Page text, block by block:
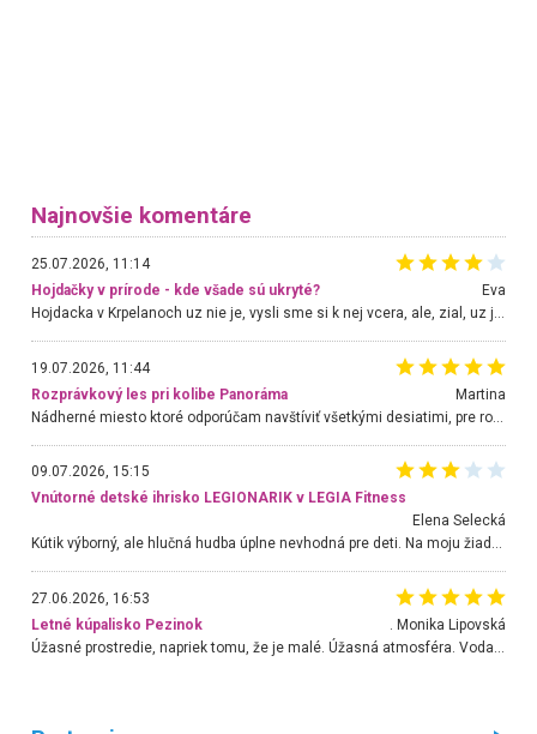
Najnovšie komentáre
25.07.2026, 11:14
Hojdačky v prírode - kde všade sú ukryté?
Eva
Hojdacka v Krpelanoch uz nie je, vysli sme si k nej vcera, ale, zial, uz je znicena. Ak sem planujete cestu len kvoli hojdacke, mozete si ju usetrit. Krasny vyhlad je tu vsak aj bez hojdacky :-)
19.07.2026, 11:44
Rozprávkový les pri kolibe Panoráma
Martina
Nádherné miesto ktoré odporúčam navštíviť všetkými desiatimi, pre rodiny s deťmi, dôchodcom... Proste a jednoducho ozaj rozprávkový les.. určite ešte prídeme. Odniesli sme si na pamiatku krásne tričká,
09.07.2026, 15:15
Vnútorné detské ihrisko LEGIONARIK v LEGIA Fitness
Elena Selecká
Kútik výborný, ale hlučná hudba úplne nevhodná pre deti. Na moju žiadosť o aspoň sušenie nereagovali.
27.06.2026, 16:53
Letné kúpalisko Pezinok
. Monika Lipovská
Úžasné prostredie, napriek tomu, že je malé. Úžasná atmosféra. Voda fantastická a nádherná. Ľudí je pomerne veľa, ale su mili a ohľaduplní. Je veľmi zaujímavé sledovať, ako dokážu spolu športovať cudzí ľudia a bez ohľadu na vek. Vládne tu pohoda. Vnuka neviem dostať z vody. Ďakujem za krásny deň . Urcite sa sem vrátim. Jediný problém je s parkovaním, ale aj ten sa mi podarilo vyriešiť. Monika Bratislava